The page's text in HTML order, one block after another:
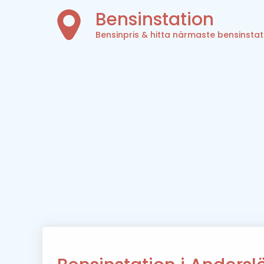
Bensinstation
Bensinpris & hitta närmaste